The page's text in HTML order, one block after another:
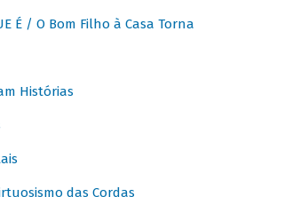
É / O Bom Filho à Casa Torna
Histórias
das Cordas